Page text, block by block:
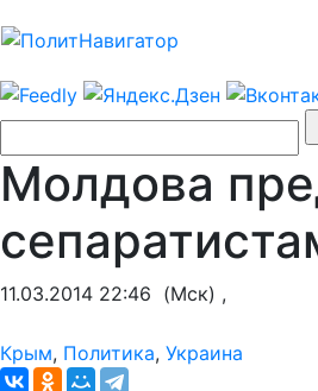
Молдова
11.03.2014 22:46 (Мск) ,
Крым, Политика, Украина